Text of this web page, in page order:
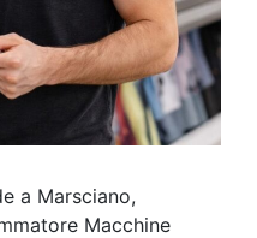
a Marsciano,
Macchine